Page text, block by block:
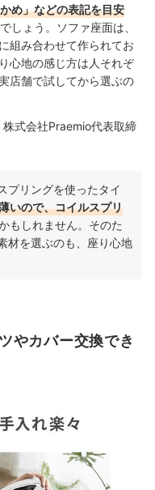
め」などの表記を目安
しょう。ソファ座面は、
組み合わせて作られてお
心地の感じ方は人それぞ
店舗で試してから選ぶの
式会社Praemio代表取締
プリングを使ったタイ
いので、コイルスプリ
もしれません。そのた
を選ぶのも、 座り心地
やカバー交換でき